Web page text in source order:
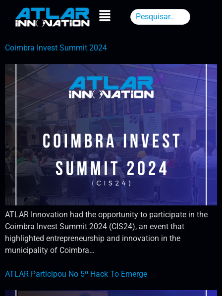
Coimbra Invest Summit 2024
ATLAR Innovation had the opportunity to participate in the
Coimbra Invest Summit 2024 (CIS24), an event that
highlighted entrepreneurship and innovation in the
municipality of Coimbra…
ATLAR Participou No 5º Hack To Emerge